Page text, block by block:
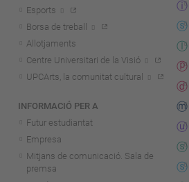
Esports
Borsa de treball
Allotjaments
Centre Universitari de la Visió
UPCArts, la comunitat cultural
INFORMACIÓ PER A
Futur estudiantat
Empresa
Mitjans de comunicació. Sala de
premsa